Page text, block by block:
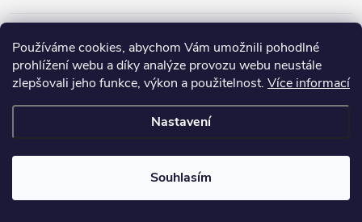
Používáme cookies, abychom Vám umožnili pohodlné
prohlížení webu a díky analýze provozu webu neustále
zlepšovali jeho funkce, výkon a použitelnost. Více informací
Nastavení
Souhlasím
Copyright 2026ZERP Rybářské potřeby. Všechna práva vyhrazena.